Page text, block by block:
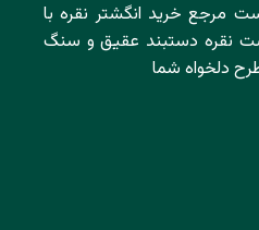
مرجع خرید انگشتر نقره با
نقره دستبند عقیق و سنگ
دلخواه شما